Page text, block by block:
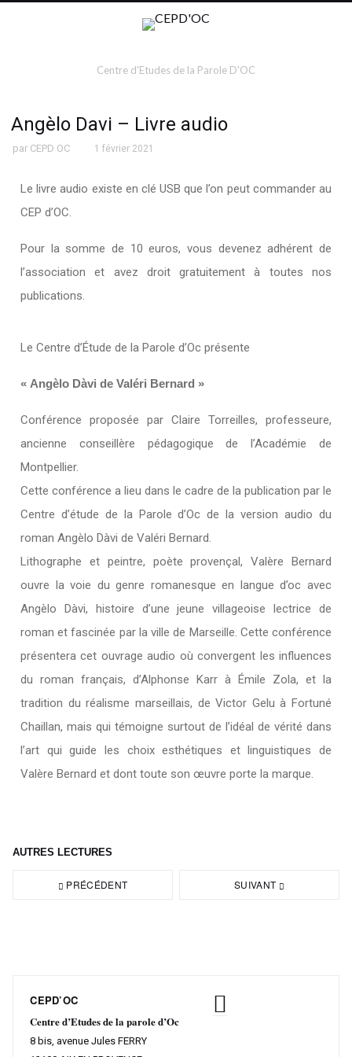
Centre d'Etudes de la Parole D'OC
Angèlo Davi – Livre audio
par CEPD OC 1 février 2021
Le livre audio existe en clé USB que l’on peut commander au
CEP d’OC.
Pour la somme de 10 euros, vous devenez adhérent de
l’association et avez droit gratuitement à toutes nos
publications.
Le Centre d’Étude de la Parole d’Oc présente
« Angèlo Dàvi de Valéri Bernard »
Conférence proposée par Claire Torreilles, professeure,
ancienne conseillère pédagogique de l’Académie de
Montpellier.
Cette conférence a lieu dans le cadre de la publication par le
Centre d’étude de la Parole d’Oc de la version audio du
roman Angèlo Dàvi de Valéri Bernard.
Lithographe et peintre, poète provençal, Valère Bernard
ouvre la voie du genre romanesque en langue d’oc avec
Angèlo Dàvi, histoire d’une jeune villageoise lectrice de
roman et fascinée par la ville de Marseille. Cette conférence
présentera cet ouvrage audio où convergent les influences
du roman français, d’Alphonse Karr à Émile Zola, et la
tradition du réalisme marseillais, de Victor Gelu à Fortuné
Chaillan, mais qui témoigne surtout de l’idéal de vérité dans
l’art qui guide les choix esthétiques et linguistiques de
Valère Bernard et dont toute son œuvre porte la marque.
AUTRES LECTURES
PRÉCÉDENT SUIVANT
CEPD’OC
Centre d’Etudes de la parole d’Oc
8 bis, avenue Jules FERRY